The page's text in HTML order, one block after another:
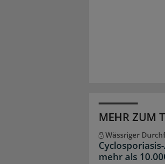
MEHR ZUM
Wässriger
mehr als